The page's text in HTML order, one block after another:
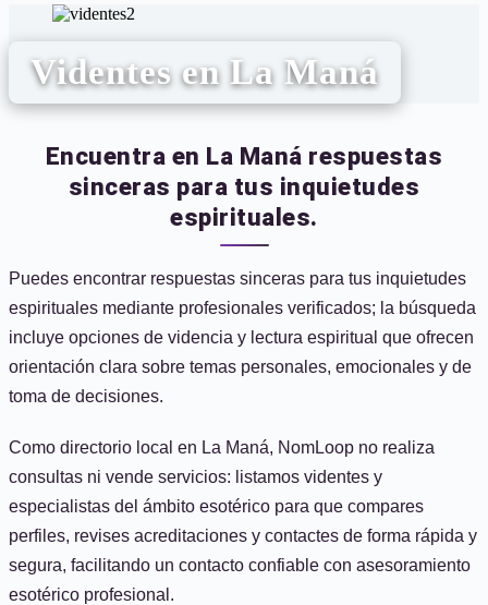
Videntes en La Maná
Encuentra en La Maná respuestas
sinceras para tus inquietudes
espirituales.
Puedes encontrar respuestas sinceras para tus inquietudes
espirituales mediante profesionales verificados; la búsqueda
incluye opciones de videncia y lectura espiritual que ofrecen
orientación clara sobre temas personales, emocionales y de
toma de decisiones.
Como directorio local en La Maná, NomLoop no realiza
consultas ni vende servicios: listamos videntes y
especialistas del ámbito esotérico para que compares
perfiles, revises acreditaciones y contactes de forma rápida y
segura, facilitando un contacto confiable con asesoramiento
esotérico profesional.